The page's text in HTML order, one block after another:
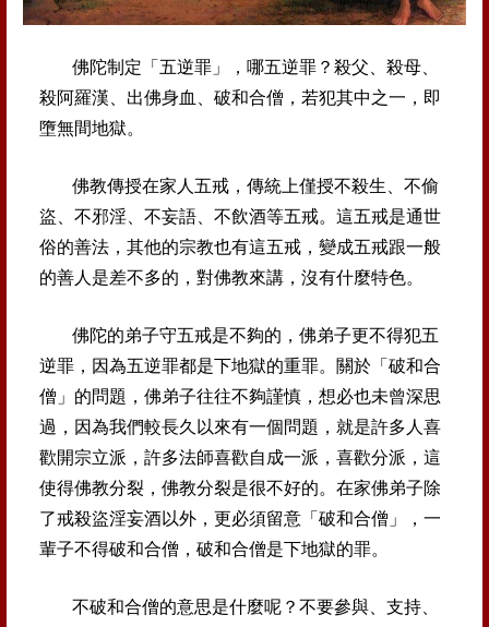
佛陀制定「五逆罪」，哪五逆罪？殺父、殺母、
殺阿羅漢、 出佛身血、破和合僧，若犯其中之一，即
墮無間地獄。
佛教傳授在家人五戒，傳統上僅授不殺生、不偷
盜、不邪淫 、不妄語、不飲酒等五戒。這五戒是通世
俗的善法，其他的宗教也有這五戒，變成五戒跟一般
的善人是差不多的，對佛教來講，沒有什麼特色。
佛陀的弟子守五戒是不夠的，佛弟子更不得犯五
逆罪，因為五逆罪都是下地獄的重罪。關於「破和合
僧」的問題，佛弟子往往不夠謹慎，想必也未曾深思
過，因為我們較長久以來有一個問題，就是許多人喜
歡開宗立派，許多法師喜歡自成一派，喜歡分派，這
使得佛教分裂，佛教分裂是很不好的。 在家佛弟子除
了戒殺盜淫妄酒以外，更必須留意「破和合僧 」，一
輩子不得破和合僧，破和合僧是下地獄的罪。
不破和合僧的意思是什麼呢？不要參與、支持、